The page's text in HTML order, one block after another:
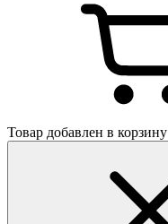
Товар добавлен в корзину